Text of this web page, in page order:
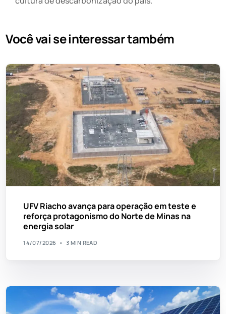
Você vai se interessar também
UFV Riacho avança para operação em teste e
reforça protagonismo do Norte de Minas na
energia solar
14/07/2026 3 MIN READ